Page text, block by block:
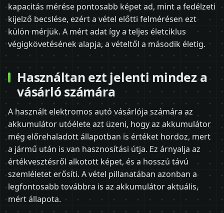
kapacitás mérése pontosabb képet ad, mint a fedélzeti
kijelző becslése, ezért a vétel előtti felmérésen ezt
külön mérjük. A mért adat így a teljes életciklus
végigkövetésének alapja, a vételtől a második életig.
Használtan ezt jelenti mindez a
vásárló számára
A használt elektromos autó vásárlója számára az
akkumulátor utóélete azt üzeni, hogy az akkumulátor
még előrehaladott állapotban is értéket hordoz, mert
a jármű után is van hasznosítási útja. Ez árnyalja az
értékvesztésről alkotott képet, és a hosszú távú
szemléletet erősíti. A vétel pillanatában azonban a
legfontosabb továbbra is az akkumulátor aktuális,
mért állapota.